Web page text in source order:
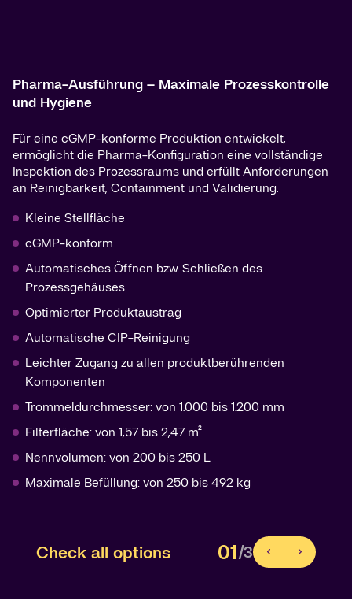
Pharma-Ausführung – Maximale Prozesskontrolle
und Hygiene
Für eine cGMP-konforme Produktion entwickelt,
ermöglicht die Pharma-Konfiguration eine vollständige
Inspektion des Prozessraums und erfüllt Anforderungen
an Reinigbarkeit, Containment und Validierung.
Kleine Stellfläche
cGMP-konform
Automatisches Öffnen bzw. Schließen des
Prozessgehäuses
Optimierter Produktaustrag
Automatische CIP-Reinigung
Leichter Zugang zu allen produktberührenden
Komponenten
Trommeldurchmesser: von 1.000 bis 1.200 mm
Filterfläche: von 1,57 bis 2,47 m²
Nennvolumen: von 200 bis 250 L
Maximale Befüllung: von 250 bis 492 kg
Check all options 01/3